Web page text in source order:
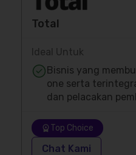
Total
Ideal Untuk
Bisnis yang
one serta
dan pelacakan
Top Choice
Chat Kami